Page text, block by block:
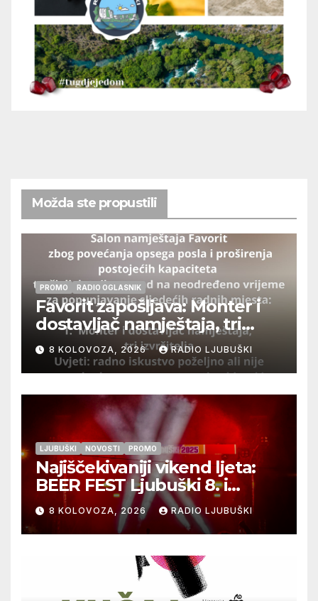
Možda ste propustili
PROMO RADIO OGLASNIK
Favorit zapošljava: Monter i
dostavljač namještaja, tri
izvršitelja
8 KOLOVOZA, 2026 RADIO LJUBUŠKI
LJUBUŠKI NOVOSTI PROMO
Najiščekivaniji vikend ljeta:
BEER FEST Ljubuški 8. i
9.kolovoza
8 KOLOVOZA, 2026 RADIO LJUBUŠKI